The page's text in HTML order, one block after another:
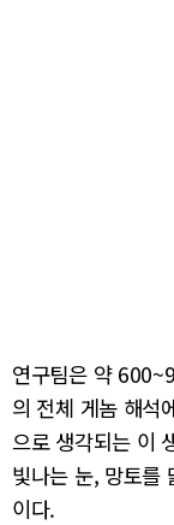
연구팀은 약
의 전체 게놈 해석
으로 생각되는 이
빛나는 눈, 망토를
이다.